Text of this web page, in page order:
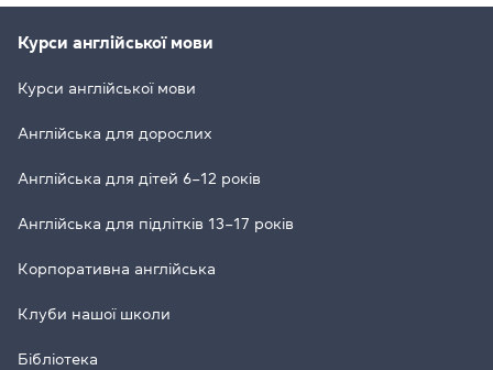
Курси англійської мови
Курси англійської мови
Англійська для дорослих
Англійська для дітей 6–12 років
Англійська для підлітків 13–17 років
Корпоративна англійська
Клуби нашої школи
Бібліотека